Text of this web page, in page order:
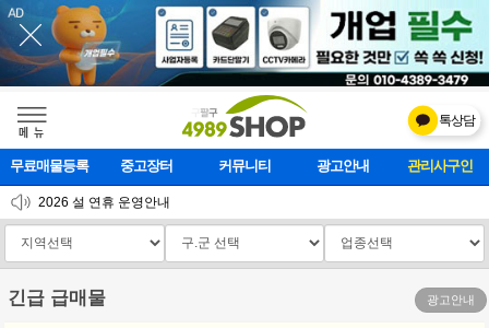
메    뉴
톡상담
무료매물등록 중고장터 커뮤니티 광고안내 마사지클럽
2026 설 연휴 운영안내
[업데이트]모바일 하단 고정메뉴 추가
[업데이트] 개선사항 안내
긴급 급매물 광고안내